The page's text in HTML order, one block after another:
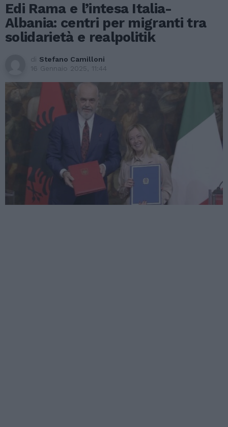
Edi Rama e l’intesa Italia-
Albania: centri per migranti tra
solidarietà e realpolitik
di Stefano Camilloni
16 Gennaio 2025, 11:44